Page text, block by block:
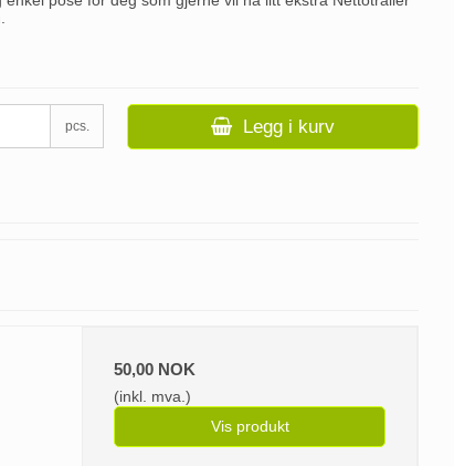
pcs. Legg i kurv
50,00 NOK
(inkl. mva.)
Vis produkt